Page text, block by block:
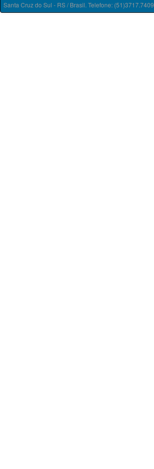
Santa Cruz do Sul - RS / Brasil. Telefone: (51)3717.7409